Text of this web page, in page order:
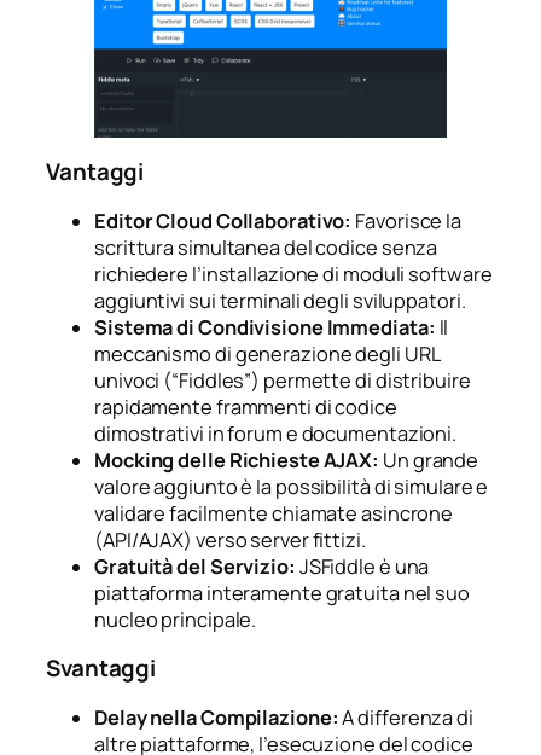
Vantaggi
Editor Cloud Collaborativo: Favorisce la
scrittura simultanea del codice senza
richiedere l’installazione di moduli software
aggiuntivi sui terminali degli sviluppatori.
Sistema di Condivisione Immediata: Il
meccanismo di generazione degli URL
univoci (“Fiddles”) permette di distribuire
rapidamente frammenti di codice
dimostrativi in forum e documentazioni.
Mocking delle Richieste AJAX: Un grande
valore aggiunto è la possibilità di simulare e
validare facilmente chiamate asincrone
(API/AJAX) verso server fittizi.
Gratuità del Servizio: JSFiddle è una
piattaforma interamente gratuita nel suo
nucleo principale.
Svantaggi
Delay nella Compilazione:A differenza di
altre piattaforme, l’esecuzione del codice